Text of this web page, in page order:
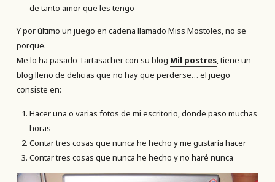
de tanto amor que les tengo
Y por último un juego en cadena llamado Miss Mostoles, no se
porque.
Me lo ha pasado Tartasacher con su blog Mil postres, tiene un
blog lleno de delicias que no hay que perderse… el juego
consiste en:
Hacer una o varias fotos de mi escritorio, donde paso muchas
horas
Contar tres cosas que nunca he hecho y me gustaría hacer
Contar tres cosas que nunca he hecho y no haré nunca